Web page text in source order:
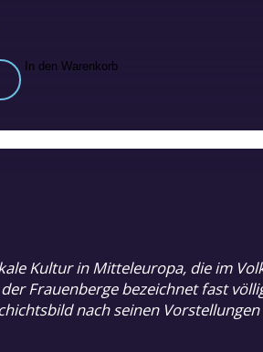
In den Warenkorb
Kultur in Mitteleuropa, die im
Frauenberge bezeichnet fast
nach seinen